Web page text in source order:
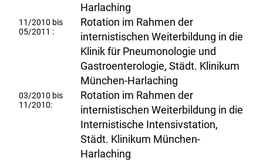
Harlaching
11/2010 bis
05/2011 :
Rotation im Rahmen der
internistischen Weiterbildung in die
Klinik für Pneumonologie und
Gastroenterologie, Städt. Klinikum
München-Harlaching
03/2010 bis
11/2010:
Rotation im Rahmen der
internistischen Weiterbildung in die
Internistische Intensivstation,
Städt. Klinikum München-
Harlaching